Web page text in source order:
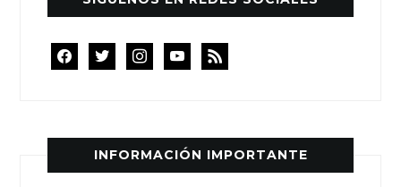
facebooktwitterinstagramyoutube
rss
INFORMACIÓN IMPORTANTE